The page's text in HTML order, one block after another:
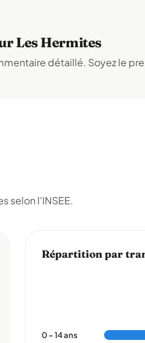
Les Hermites
détaillé. Soyez le
selon l'INSEE.
Répartition par
0 – 14 ans